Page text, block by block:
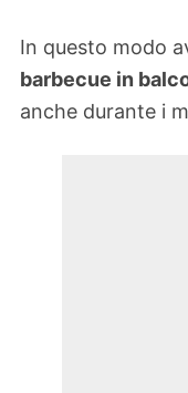
In questo modo
barbecue in
anche durante i